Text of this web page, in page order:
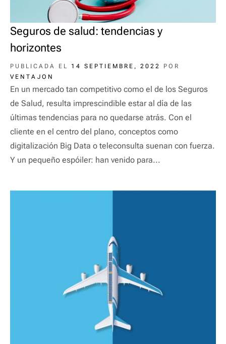
Seguros de salud: tendencias y
horizontes
PUBLICADA EL 14 SEPTIEMBRE, 2022
POR
VENTAJON
En un mercado tan competitivo como el de los Seguros
de Salud, resulta imprescindible estar al día de las
últimas tendencias para no quedarse atrás. Con el
cliente en el centro del plano, conceptos como
digitalización Big Data o teleconsulta suenan con fuerza.
Y un pequeño espóiler: han venido para...